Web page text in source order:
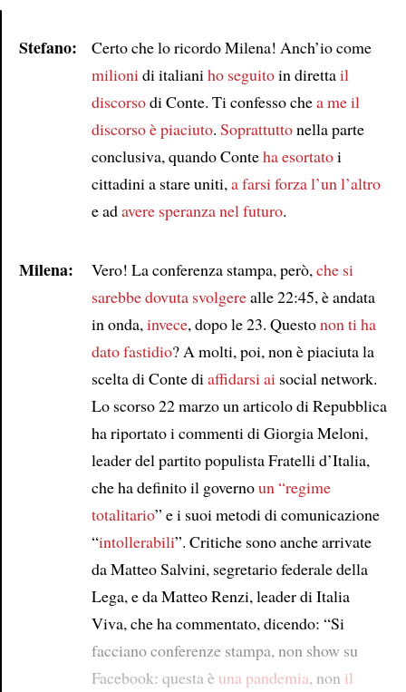
Stefano:
Certo che lo ricordo Milena! Anch’io come
milioni di italiani ho seguitoin direttail
discorsodi Conte. Ti confesso chea me il
discorso è piaciuto. Soprattuttonella parte
conclusiva, quando Conteha esortatoi
cittadini a stare uniti, a farsi forza l’un l’altro
e adavere speranza nel futuro.
Milena: Vero! La conferenza stampa, però, che si
sarebbe dovuta svolgerealle 22:45, è andata
in onda, invece, dopo le 23. Questonon ti ha
dato fastidio? A molti, poi, non è piaciuta la
scelta di Conte di affidarsi ai social network.
Lo scorso 22 marzo un articolo di Repubblica
ha riportato i commenti di Giorgia Meloni,
leader del partito populista Fratelli d’Italia,
che ha definito il governoun “regime
totalitario” e i suoi metodi di comunicazione
“intollerabili”. Critiche sono anche arrivate
da Matteo Salvini, segretario federale della
Lega, e da Matteo Renzi, leader di Italia
Viva, che ha commentato, dicendo: “Si
facciano conferenze stampa, non show su
Facebook: questa è una pandemia, non il